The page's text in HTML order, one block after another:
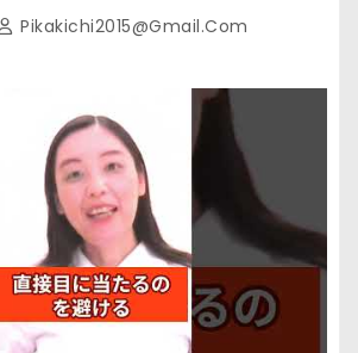
Pikakichi2015@gmail.com